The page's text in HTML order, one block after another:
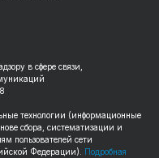
в сфере связи,
технологии (информационные
сбора, систематизации и
пользователей сети
Федерации).
Подробная